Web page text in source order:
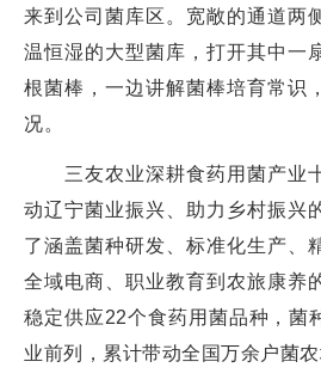
来到公司菌库区。宽敞的通道两
温恒湿的大型菌库，打开其中一
根菌棒，一边讲解菌棒培育常识
况。
三友农业深耕食药用菌产业
动辽宁菌业振兴、助力乡村振兴
了涵盖菌种研发、标准化生产、
全域电商、职业教育到农旅康养
稳定供应22个食药用菌品种，菌
业前列，累计带动全国万余户菌农